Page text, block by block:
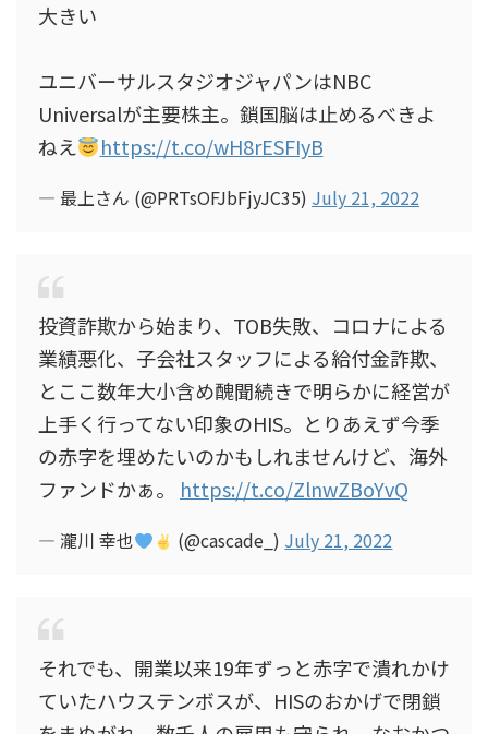
大きい
ユニバーサルスタジオジャパンはNBC
Universalが主要株主。鎖国脳は止めるべきよ
ねえ
https://t.co/wH8rESFIyB
— 最上さん (@PRTsOFJbFjyJC35) July 21, 2022
投資詐欺から始まり、TOB失敗、コロナによる
業績悪化、子会社スタッフによる給付金詐欺、
とここ数年大小含め醜聞続きで明らかに経営が
上手く行ってない印象のHIS。とりあえず今季
の赤字を埋めたいのかもしれませんけど、海外
ファンドかぁ。 https://t.co/ZlnwZBoYvQ
— 瀧川 幸也 (@cascade_) July 21, 2022
それでも、開業以来19年ずっと赤字で潰れかけ
ていたハウステンボスが、HISのおかげで閉鎖